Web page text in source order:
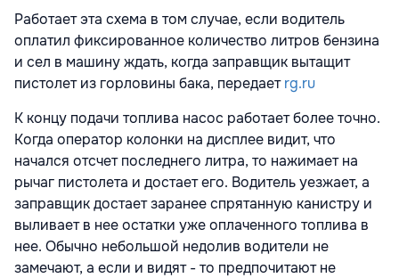
Работает эта схема в том случае, если водитель
оплатил фиксированное количество литров бензина
и сел в машину ждать, когда заправщик вытащит
пистолет из горловины бака, передаетrg.ru
К концу подачи топлива насос работает более точно.
Когда оператор колонки на дисплее видит, что
начался отсчет последнего литра, то нажимает на
рычаг пистолета и достает его. Водитель уезжает, а
заправщик достает заранее спрятанную канистру и
выливает в нее остатки уже оплаченного топлива в
нее. Обычно небольшой недолив водители не
замечают, а если и видят - то предпочитают не